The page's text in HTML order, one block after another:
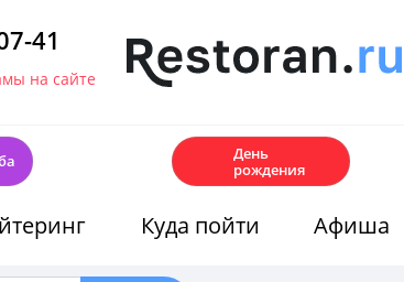
41
на сайте
День
рождения
Куда пойти Афиша